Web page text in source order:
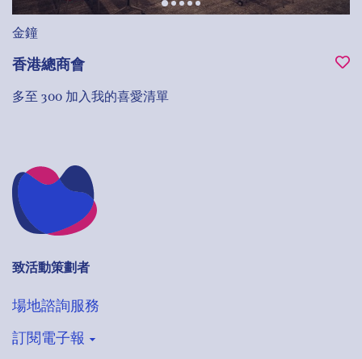
金鐘
香港總商會
多至 300 加入我的喜愛清單
致活動策劃者
場地諮詢服務
訂閱電子報